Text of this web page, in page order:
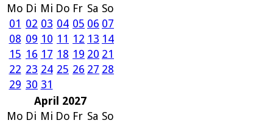
Mo Di Mi Do Fr Sa So
01 02 03 04 05 06 07
08 09 10 11 12 13 14
15 16 17 18 19 20 21
22 23 24 25 26 27 28
29 30 31
April 2027
Mo Di Mi Do Fr Sa So